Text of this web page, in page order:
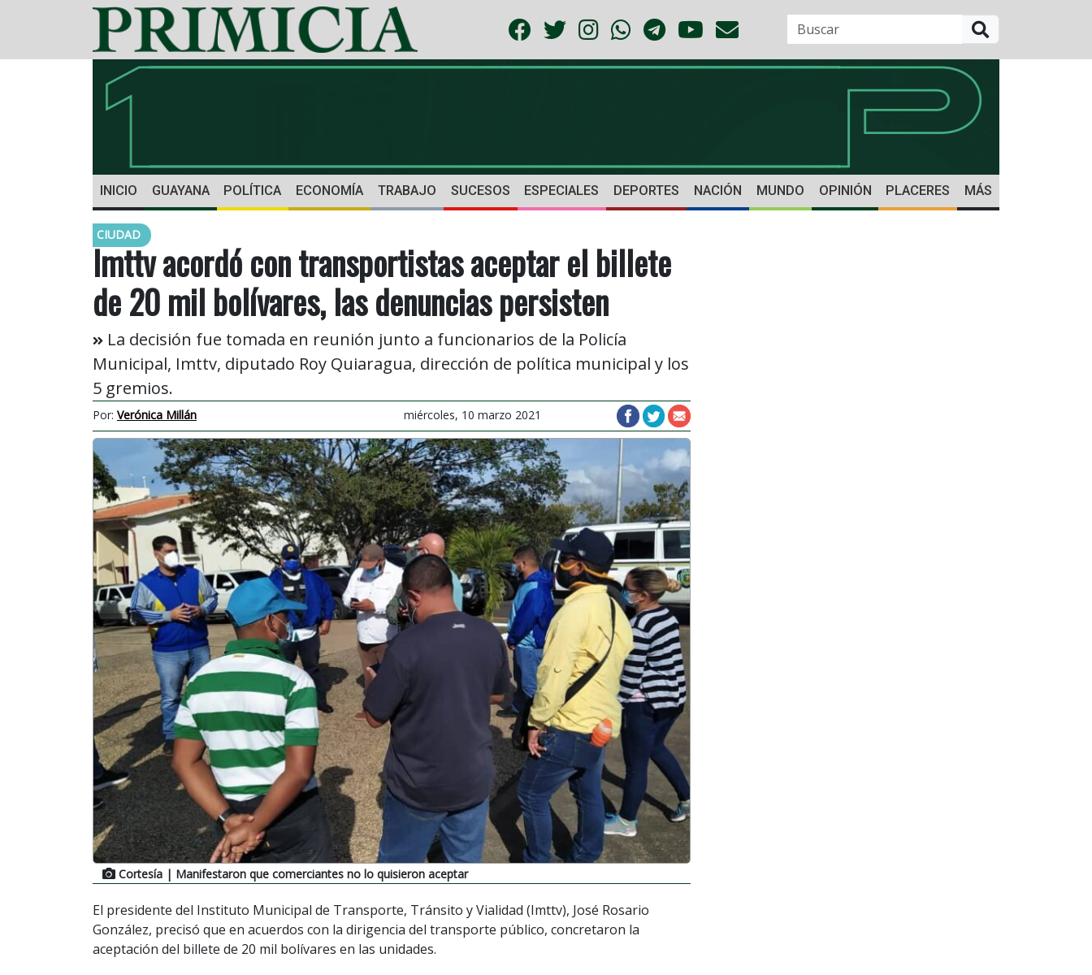
INICIO GUAYANA POLÍTICA ECONOMÍA TRABAJO SUCESOS ESPECIALES DEPORTES NACIÓN MUNDO OPINIÓN PLACERES MÁS
CIUDAD
Imttv acordó con transportistas aceptar el billete
de 20 mil bolívares, las denuncias persisten
La decisión fue tomada en reunión junto a funcionarios de la Policía
Municipal, Imttv, diputado Roy Quiaragua, dirección de política municipal y los
5 gremios.
Por: Verónica Millán miércoles, 10 marzo 2021
Cortesía | Manifestaron que comerciantes no lo quisieron aceptar
El presidente del Instituto Municipal de Transporte, Tránsito y Vialidad (Imttv), José Rosario
González, precisó que en acuerdos con la dirigencia del transporte público, concretaron la
aceptación del billete de 20 mil bolívares en las unidades.